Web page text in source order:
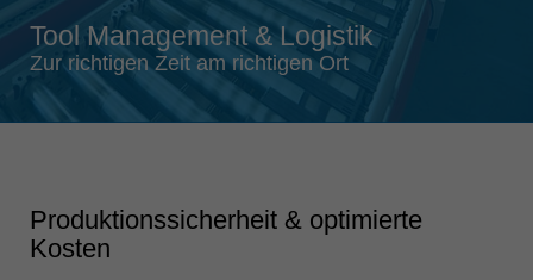
english
Slovenija
Suomi
english
Tool Management & Logistik
Zur richtigen Zeit am richtigen Ort
Produktionssicherheit & optimierte
Kosten